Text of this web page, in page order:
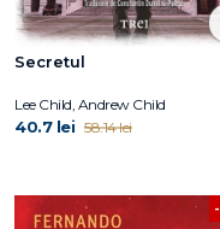
Secretul
Lee Child, Andrew Child
40.7 lei 58.14 lei